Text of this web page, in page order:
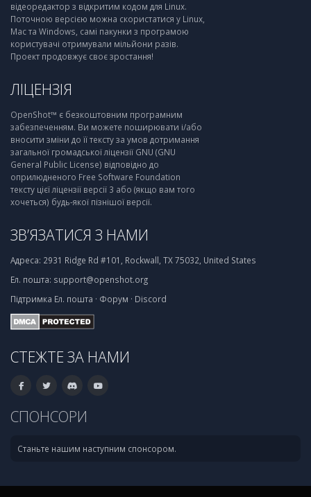
відеоредактор з відкритим кодом для Linux.
Поточною версією можна скористатися у Linux,
Mac та Windows, самі пакунки з програмою
користувачі отримували мільйони разів.
Проект продовжує своє зростання!
ЛІЦЕНЗІЯ
OpenShot™ є безкоштовним програмним
забезпеченням. Ви можете поширювати і/або
вносити зміни до її тексту за умов дотримання
загальної громадської ліцензії GNU (GNU
General Public License) відповідно до
оприлюдненого Free Software Foundation
тексту цієї ліцензії версії 3 або (якщо вам того
хочеться) будь-якої пізнішої версії.
ЗВ’ЯЗАТИСЯ З НАМИ
Адреса: 2931 Ridge Rd #101, Rockwall, TX 75032, United States
Ел. пошта: support@openshot.org
Підтримка Ел. пошта · Форум · Discord
СТЕЖТЕ ЗА НАМИ
СПОНСОРИ
Станьте нашим наступним спонсором.